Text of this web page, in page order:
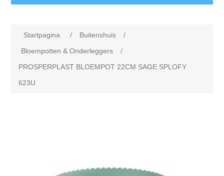
Startpagina / Buitenshuis
/
Bloempotten & Onderleggers
/
PROSPERPLAST BLOEMPOT 22CM SAGE SPLOFY
623U